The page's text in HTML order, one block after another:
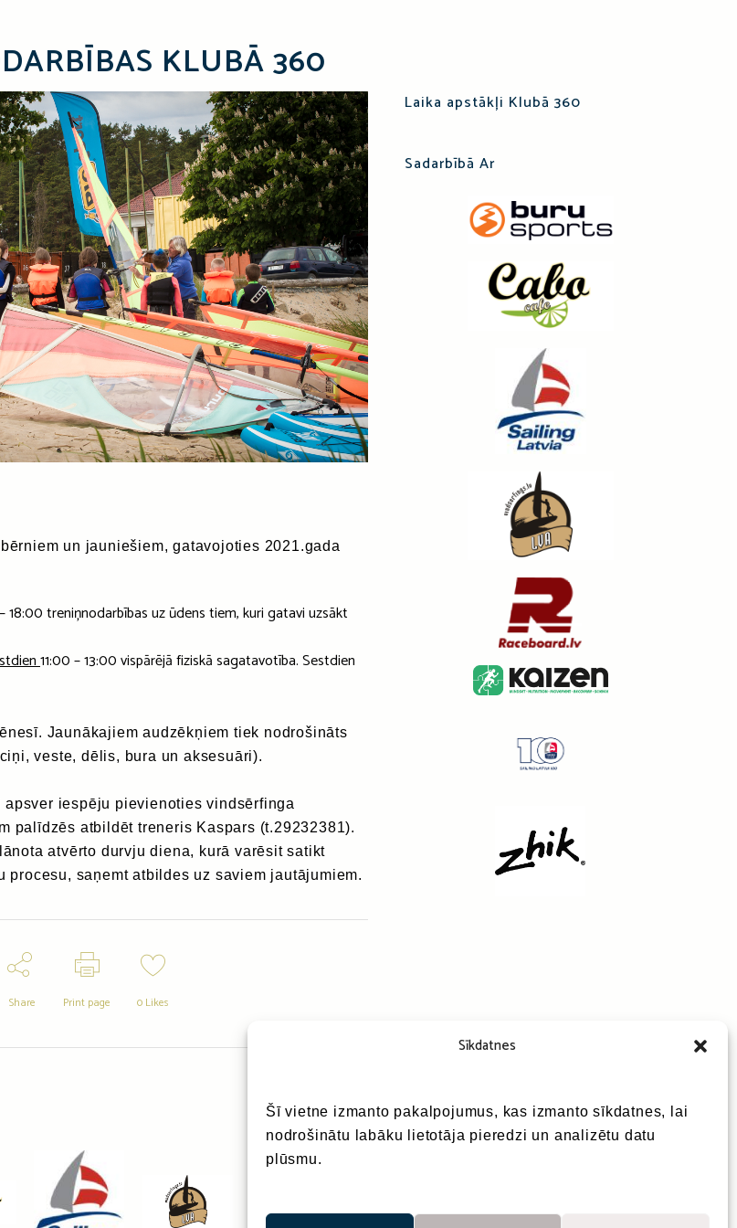
Sīkdatnes
Šī vietne izmanto pakalpojumus, kas izmanto sīkdatnes, lai
nodrošinātu labāku lietotāja pieredzi un analizētu datu
plūsmu.
KLUBĀ 360
un jauniešiem, gatavojoties 2021.gada
18:00 treniņnodarbības uz ūdens tiem, kuri gatavi uzsākt
11:00 – 13:00 vispārējā fiziskā sagatavotība. Sestdien
Jaunākajiem audzēkņiem tiek nodrošināts
veste, dēlis, bura un aksesuāri).
apsver iespēju pievienoties vindsērfinga
palīdzēs atbildēt treneris Kaspars (t.29232381).
atvērto durvju diena, kurā varēsit satikt
procesu, saņemt atbildes uz saviem jautājumiem.
Share Print page 0 Likes
Laika apstākļi Klubā 360
Sadarbībā Ar